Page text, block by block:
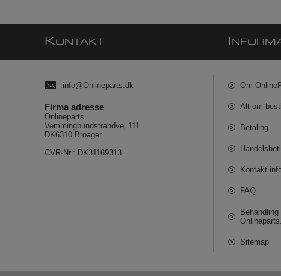
KONTAKT
info@Onlineparts.dk
Firma adresse
Onlineparts
Vemmingbundstrandvej 111
DK6310 Broager
CVR-Nr.: DK31169313
Om
Alt om
Betaling
Kontakt
FAQ
Sitemap